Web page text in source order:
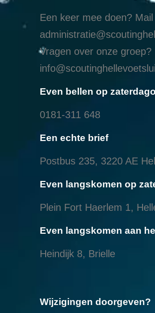
Een keer mee doen? Mail
Vragen over onze groep?
Even bellen op
0181-311 648
Een echte brief
Postbus 235, 3220 AE
Even langskomen op
Plein Fort Haerlem 1,
Even langskomen aan
Heindijk 8, Brielle
Wijzigingen doorgeven?